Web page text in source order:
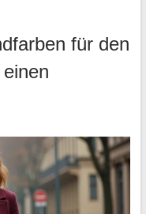
für den